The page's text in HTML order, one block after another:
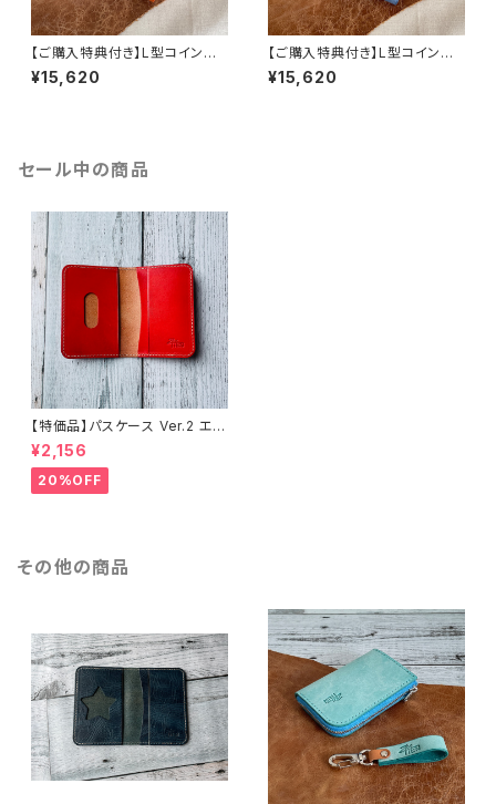
【ご購入特典付き】L型コインパ
ース《KLEUR》（オレンジ）
¥15,620
【ご購入特典付き】L型コインパ
ース《KLEUR》（ブルー）
¥15,620
セール中の商品
【特価品】パスケース Ver.2 エル
バマット（fragola）（送料無料）
¥2,156
20%OFF
その他の商品